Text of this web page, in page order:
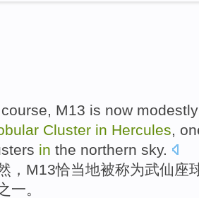
, M13 is now
Cluster in Hercules,
in the northern sky.
， M13恰当地被称为武仙座
一。